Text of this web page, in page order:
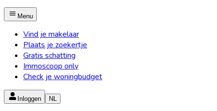
Menu
Vind je makelaar
Plaats je zoekertje
Gratis schatting
Immoscoop only
Check je woningbudget
Inloggen NL